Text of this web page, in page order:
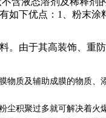
如下优点：1、粉末
由于其高装饰、重
物质及辅助成膜的物质
积聚过多就可解决着火